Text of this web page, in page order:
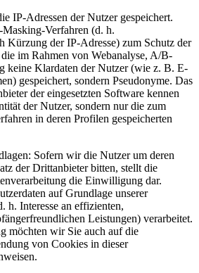
IP-Adressen der Nutzer gespeichert.
Verfahren (d. h.
Kürzung der IP-Adresse) zum Schutz der
im Rahmen von Webanalyse, A/B-
keine Klardaten der Nutzer (wie z. B. E-
gespeichert, sondern Pseudonyme. Das
der eingesetzten Software kennen
der Nutzer, sondern nur die zum
in deren Profilen gespeicherten
Sofern wir die Nutzer um deren
der Drittanbieter bitten, stellt die
die Einwilligung dar.
auf Grundlage unserer
h. Interesse an effizienten,
Leistungen) verarbeitet.
möchten wir Sie auch auf die
von Cookies in dieser